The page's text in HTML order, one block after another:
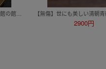
2900円